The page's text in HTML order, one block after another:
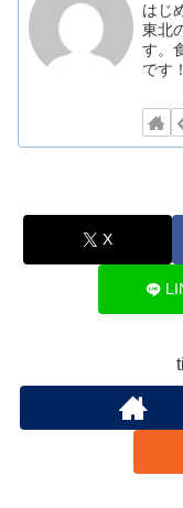
はじ
東北
す。
です！
X